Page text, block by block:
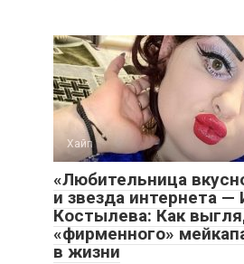
Хайп
«Любительница
и звезда интернета —
Костылева: Как
«фирменного»
в жизни